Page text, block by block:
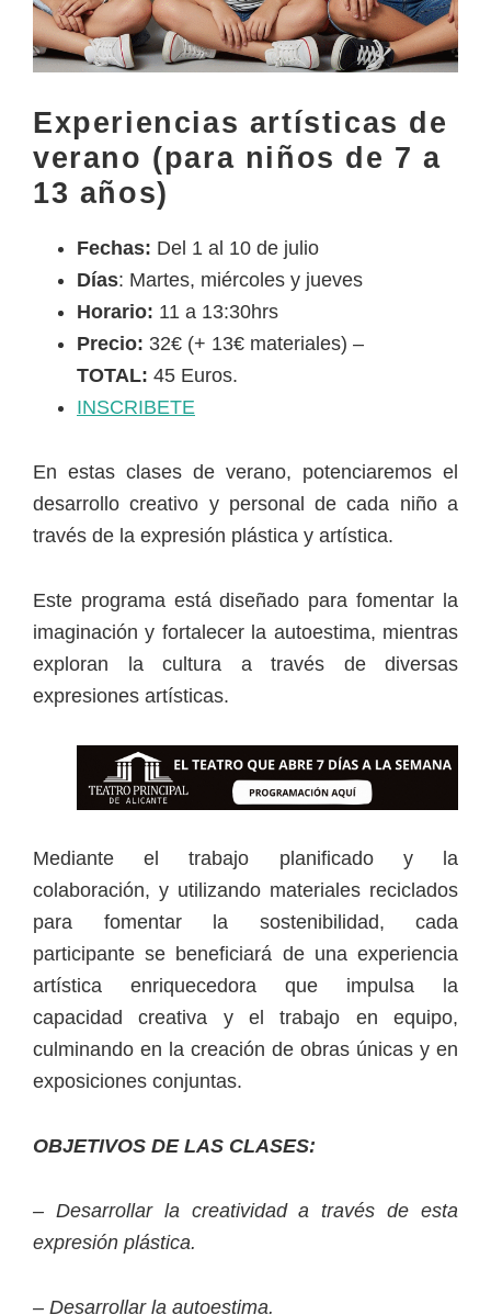
Experiencias artísticas de
verano (para niños de 7 a
13 años)
Fechas: Del 1 al 10 de julio
Días: Martes, miércoles y jueves
Horario: 11 a 13:30hrs
Precio: 32€ (+ 13€ materiales) –
TOTAL: 45 Euros.
INSCRIBETE
En estas clases de verano, potenciaremos el
desarrollo creativo y personal de cada niño a
través de la expresión plástica y artística.
Este programa está diseñado para fomentar la
imaginación y fortalecer la autoestima, mientras
exploran la cultura a través de diversas
expresiones artísticas.
Mediante el trabajo planificado y la
colaboración, y utilizando materiales reciclados
para fomentar la sostenibilidad, cada
participante se beneficiará de una experiencia
artística enriquecedora que impulsa la
capacidad creativa y el trabajo en equipo,
culminando en la creación de obras únicas y en
exposiciones conjuntas.
OBJETIVOS DE LAS CLASES:
– Desarrollar la creatividad a través de esta
expresión plástica.
– Desarrollar la autoestima.